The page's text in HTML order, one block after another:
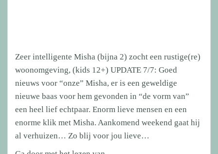
mand
gevonden!
Zeer intelligente Misha (bijna 2) zocht een rustige(re)
woonomgeving, (kids 12+) UPDATE 7/7: Goed
nieuws voor “onze” Misha, er is een geweldige
nieuwe baas voor hem gevonden in “de vorm van”
een heel lief echtpaar. Enorm lieve mensen en een
enorme klik met Misha. Aankomend weekend gaat hij
al verhuizen… Zo blij voor jou lieve…